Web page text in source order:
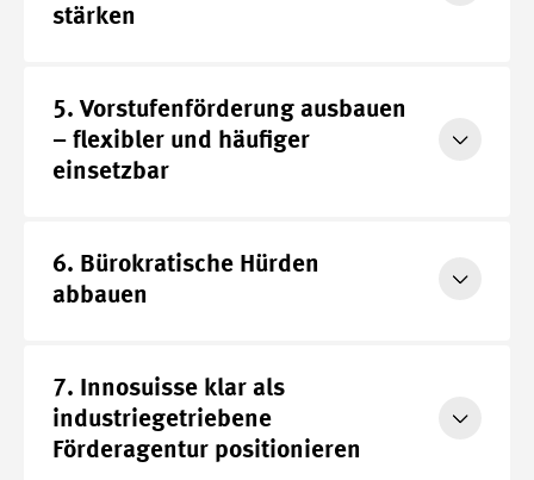
stärken
5. Vorstufenförderung ausbauen
– flexibler und häufiger
einsetzbar
6. Bürokratische Hürden
abbauen
7. Innosuisse klar als
industriegetriebene
Förderagentur positionieren